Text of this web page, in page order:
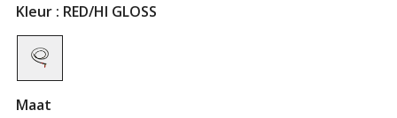
Kleur : RED/HI GLOSS
Maat